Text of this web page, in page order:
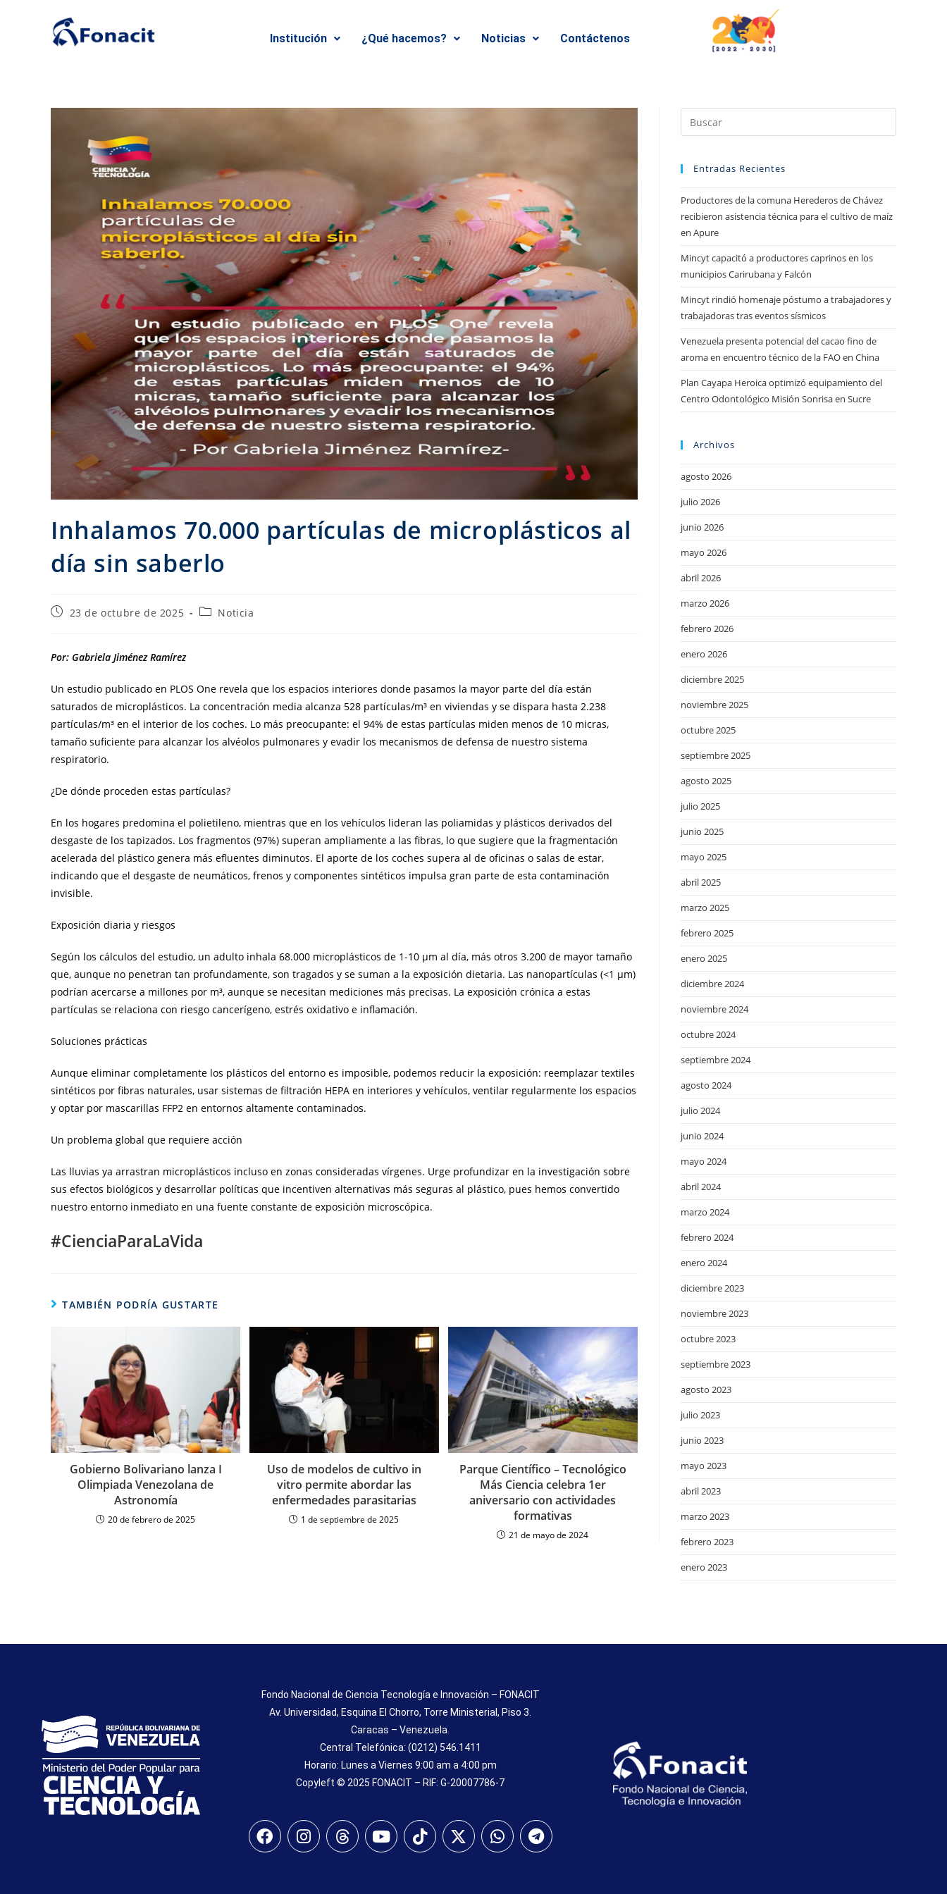
Institución ¿Qué hacemos? Noticias Contáctenos
Inhalamos 70.000 partículas de microplásticos al
día sin saberlo
23 de octubre de 2025 Noticia
Por: Gabriela Jiménez Ramírez
Un estudio publicado en PLOS One revela que los espacios interiores donde pasamos la mayor parte del día están
saturados de microplásticos. La concentración media alcanza 528 partículas/m³ en viviendas y se dispara hasta 2.238
partículas/m³ en el interior de los coches. Lo más preocupante: el 94% de estas partículas miden menos de 10 micras,
tamaño suficiente para alcanzar los alvéolos pulmonares y evadir los mecanismos de defensa de nuestro sistema
respiratorio.
¿De dónde proceden estas partículas?
En los hogares predomina el polietileno, mientras que en los vehículos lideran las poliamidas y plásticos derivados del
desgaste de los tapizados. Los fragmentos (97%) superan ampliamente a las fibras, lo que sugiere que la fragmentación
acelerada del plástico genera más efluentes diminutos. El aporte de los coches supera al de oficinas o salas de estar,
indicando que el desgaste de neumáticos, frenos y componentes sintéticos impulsa gran parte de esta contaminación
invisible.
Exposición diaria y riesgos
Según los cálculos del estudio, un adulto inhala 68.000 microplásticos de 1-10 μm al día, más otros 3.200 de mayor tamaño
que, aunque no penetran tan profundamente, son tragados y se suman a la exposición dietaria. Las nanopartículas (<1 μm)
podrían acercarse a millones por m³, aunque se necesitan mediciones más precisas. La exposición crónica a estas
partículas se relaciona con riesgo cancerígeno, estrés oxidativo e inflamación.
Soluciones prácticas
Aunque eliminar completamente los plásticos del entorno es imposible, podemos reducir la exposición: reemplazar textiles
sintéticos por fibras naturales, usar sistemas de filtración HEPA en interiores y vehículos, ventilar regularmente los espacios
y optar por mascarillas FFP2 en entornos altamente contaminados.
Un problema global que requiere acción
Las lluvias ya arrastran microplásticos incluso en zonas consideradas vírgenes. Urge profundizar en la investigación sobre
sus efectos biológicos y desarrollar políticas que incentiven alternativas más seguras al plástico, pues hemos convertido
nuestro entorno inmediato en una fuente constante de exposición microscópica.
#CienciaParaLaVida
TAMBIÉN PODRÍA GUSTARTE
Gobierno Bolivariano lanza I
Olimpiada Venezolana de
Astronomía
20 de febrero de 2025
Uso de modelos de cultivo in
vitro permite abordar las
enfermedades parasitarias
1 de septiembre de 2025
Parque Científico – Tecnológico
Más Ciencia celebra 1er
aniversario con actividades
formativas
21 de mayo de 2024
Entradas Recientes
Productores de la comuna Herederos de Chávez
recibieron asistencia técnica para el cultivo de maíz
en Apure
Mincyt capacitó a productores caprinos en los
municipios Carirubana y Falcón
Mincyt rindió homenaje póstumo a trabajadores y
trabajadoras tras eventos sísmicos
Venezuela presenta potencial del cacao fino de
aroma en encuentro técnico de la FAO en China
Plan Cayapa Heroica optimizó equipamiento del
Centro Odontológico Misión Sonrisa en Sucre
Archivos
agosto 2026
julio 2026
junio 2026
mayo 2026
abril 2026
marzo 2026
febrero 2026
enero 2026
diciembre 2025
noviembre 2025
octubre 2025
septiembre 2025
agosto 2025
julio 2025
junio 2025
mayo 2025
abril 2025
marzo 2025
febrero 2025
enero 2025
diciembre 2024
noviembre 2024
octubre 2024
septiembre 2024
agosto 2024
julio 2024
junio 2024
mayo 2024
abril 2024
marzo 2024
febrero 2024
enero 2024
diciembre 2023
noviembre 2023
octubre 2023
septiembre 2023
agosto 2023
julio 2023
junio 2023
mayo 2023
abril 2023
marzo 2023
febrero 2023
enero 2023
Fondo Nacional de Ciencia Tecnología e Innovación – FONACIT
Av. Universidad, Esquina El Chorro, Torre Ministerial, Piso 3.
Caracas – Venezuela.
Central Telefónica: (0212) 546.1411
Horario: Lunes a Viernes 9:00 am a 4:00 pm
Copyleft © 2025 FONACIT – RIF: G-20007786-7